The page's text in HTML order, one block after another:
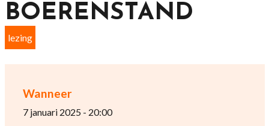
Wanneer
7 januari 2025 - 20:00
BOERENSTAND
lezing